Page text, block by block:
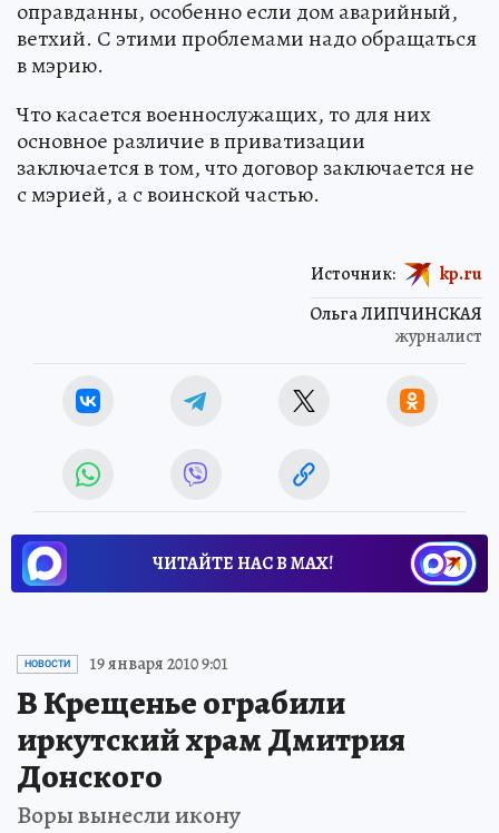
оправданны, особенно если дом аварийный,
ветхий. С этими проблемами надо обращаться
в мэрию.
Что касается военнослужащих, то для них
основное различие в приватизации
заключается в том, что договор заключается не
с мэрией, а с воинской частью.
Ольга ЛИПЧИНСКАЯ
журналист
Источник: kp.ru
ЧИТАЙТЕ НАС В МАХ!
НОВОСТИ 19 января 2010 9:01
В Крещенье ограбили
иркутский храм Дмитрия
Донского
Воры вынесли икону